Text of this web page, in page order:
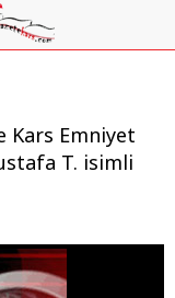
Kars Emniyet
T. isimli